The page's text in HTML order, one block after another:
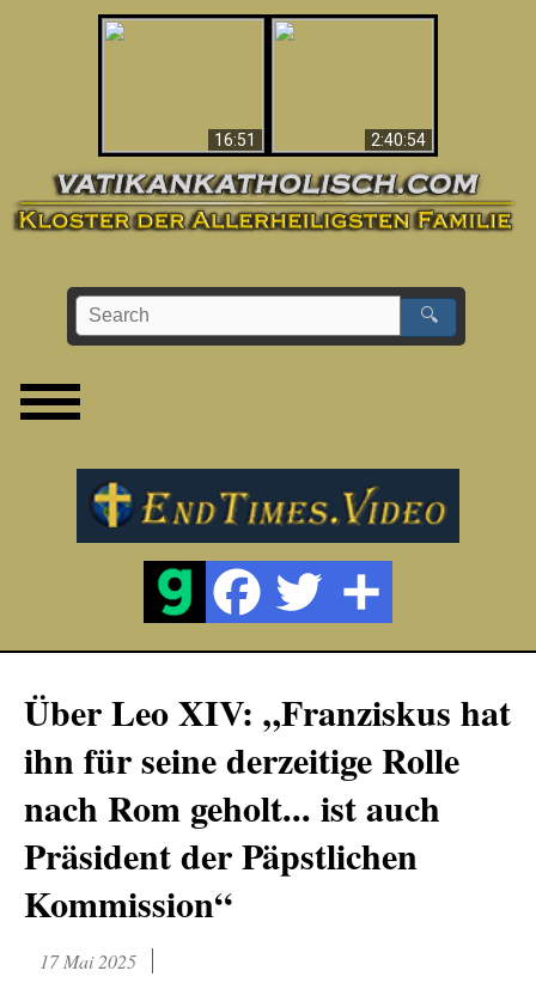
16:51
2:40:54
🔍
Über Leo XIV: „Franziskus hat
ihn für seine derzeitige Rolle
nach Rom geholt... ist auch
Präsident der Päpstlichen
Kommission“
17 Mai 2025